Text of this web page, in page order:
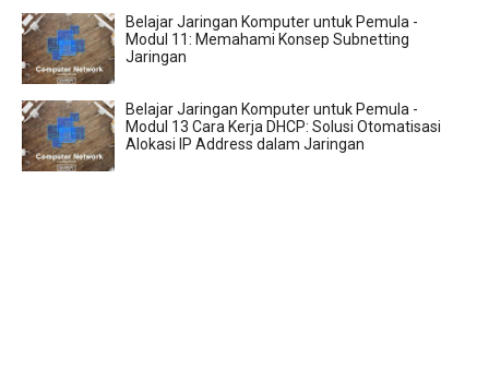
Belajar Jaringan Komputer untuk Pemula -
Modul 11: Memahami Konsep Subnetting
Jaringan
Belajar Jaringan Komputer untuk Pemula -
Modul 13 Cara Kerja DHCP: Solusi Otomatisasi
Alokasi IP Address dalam Jaringan